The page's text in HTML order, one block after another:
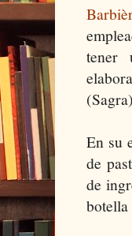
tener
En su
de
de